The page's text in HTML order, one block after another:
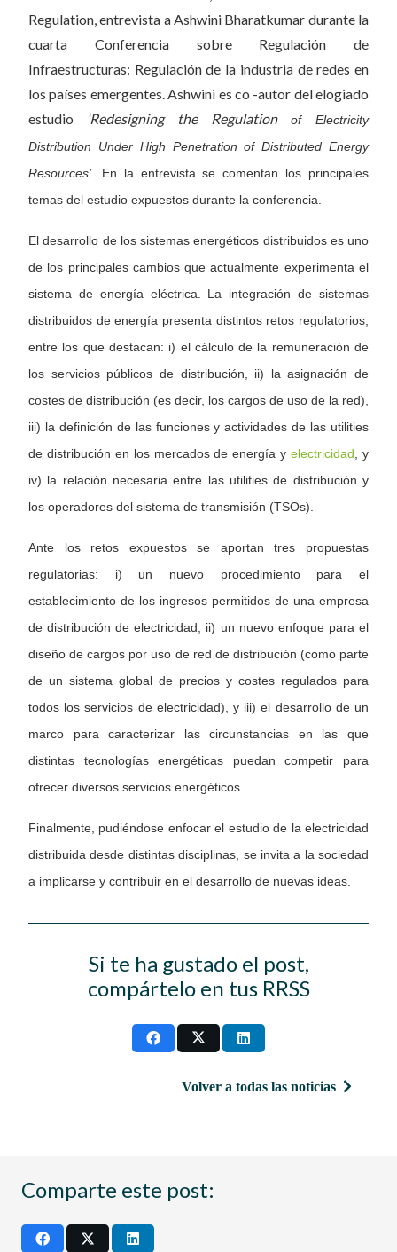
Regulation, entrevista a Ashwini Bharatkumar durante la
cuarta Conferencia sobre Regulación de
Infraestructuras: Regulación de la industria de redes en
los países emergentes. Ashwini es co -autor del elogiado
estudio
‘Redesigning the Regulation
of Electricity
Distribution Under High Penetration of Distributed Energy
Resources’.
En la entrevista se comentan los principales
temas del estudio expuestos durante la conferencia.
El desarrollo de los sistemas energéticos distribuidos es uno
de los principales cambios que actualmente experimenta el
sistema de energía eléctrica. La integración de sistemas
distribuidos de energía presenta distintos retos regulatorios,
entre los que destacan: i) el cálculo de la remuneración de
los servicios públicos de distribución, ii) la asignación de
costes de distribución (es decir, los cargos de uso de la red),
iii) la definición de las funciones y actividades de las utilities
de distribución en los mercados de energía yelectricidad , y
iv) la relación necesaria entre las utilities de distribución y
los operadores del sistema de transmisión (TSOs).
Ante los retos expuestos se aportan tres propuestas
regulatorias: i) un nuevo procedimiento para el
establecimiento de los ingresos permitidos de una empresa
de distribución de electricidad, ii) un nuevo enfoque para el
diseño de cargos por uso de red de distribución (como parte
de un sistema global de precios y costes regulados para
todos los servicios de electricidad), y iii) el desarrollo de un
marco para caracterizar las circunstancias en las que
distintas tecnologías energéticas puedan competir para
ofrecer diversos servicios energéticos.
Finalmente, pudiéndose enfocar el estudio de la electricidad
distribuida desde distintas disciplinas, se invita a la sociedad
a implicarse y contribuir en el desarrollo de nuevas ideas.
Si te ha gustado el post,
compártelo en tus RRSS
Volver a todas las noticias
Comparte este post: